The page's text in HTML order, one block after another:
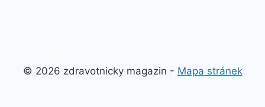
© 2026 zdravotnicky magazin - Mapa stránek